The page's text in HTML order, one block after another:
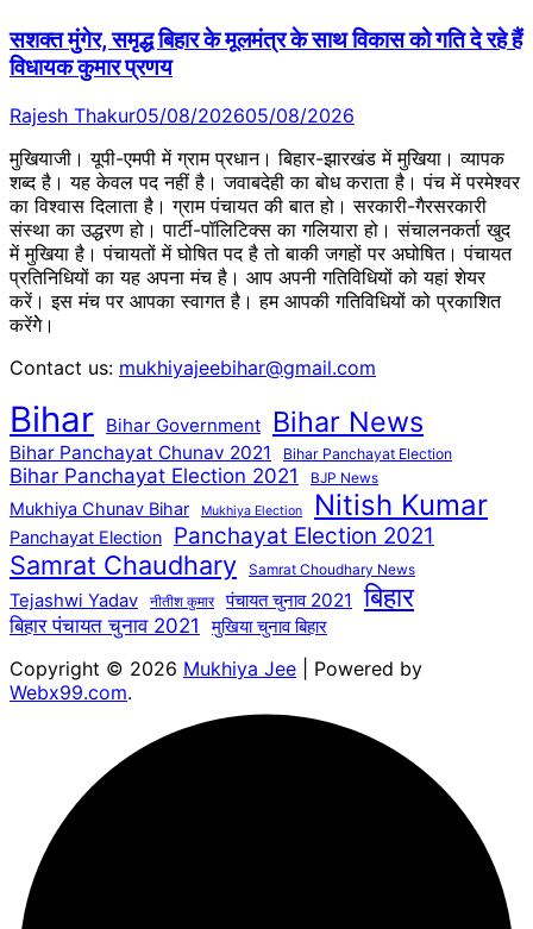
सशक्त मुंगेर, समृद्ध बिहार के मूलमंत्र के साथ विकास को गति दे रहे हैं
विधायक कुमार प्रणय
Rajesh Thakur05/08/202605/08/2026
मुखियाजी। यूपी-एमपी में ग्राम प्रधान। बिहार-झारखंड में मुखिया। व्यापक
शब्द है। यह केवल पद नहीं है। जवाबदेही का बोध कराता है। पंच में परमेश्वर
का विश्वास दिलाता है। ग्राम पंचायत की बात हो। सरकारी-गैरसरकारी
संस्था का उद्धरण हो। पार्टी-पॉलिटिक्स का गलियारा हो। संचालनकर्ता खुद
में मुखिया है। पंचायतों में घोषित पद है तो बाकी जगहों पर अघोषित। पंचायत
प्रतिनिधियों का यह अपना मंच है। आप अपनी गतिविधियों को यहां शेयर
करें। इस मंच पर आपका स्वागत है। हम आपकी गतिविधियों को प्रकाशित
करेंगेे।
Contact us: mukhiyajeebihar@gmail.com
Bihar Bihar Government Bihar News
Bihar Panchayat Chunav 2021 Bihar Panchayat Election
Bihar Panchayat Election 2021 BJP News
Mukhiya Chunav Bihar Mukhiya Election Nitish Kumar
Panchayat Election Panchayat Election 2021
Samrat Chaudhary Samrat Choudhary News
Tejashwi Yadav नीतीश कुमार पंचायत चुनाव 2021 बिहार
बिहार पंचायत चुनाव 2021 मुखिया चुनाव बिहार
Copyright © 2026 Mukhiya Jee | Powered by
Webx99.com.